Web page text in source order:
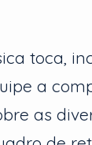
toca,
a
as